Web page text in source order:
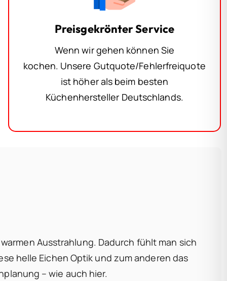
Preisgekrönter Service
Wenn wir gehen können Sie
kochen. Unsere Gutquote/Fehlerfreiquote
ist höher als beim besten
Küchenhersteller Deutschlands.
Ausstrahlung. Dadurch fühlt man sich
helle Eichen Optik und zum anderen das
– wie auch hier.